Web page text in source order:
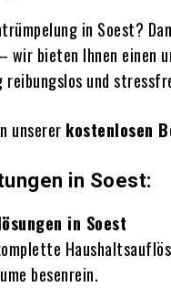
in Soest?
wir bieten Ihnen einen
reibungslos und
unserer kostenlosen
in Soest:
in Soest
besenrein.